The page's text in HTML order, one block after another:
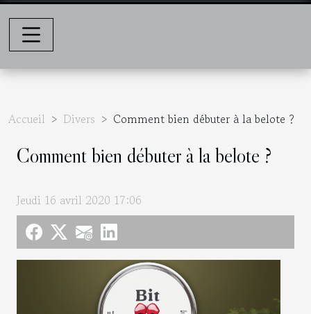
Accueil Divers Comment bien débuter à la belote ?
Comment bien débuter à la belote ?
Jeudi 16 avril 2020 17:06